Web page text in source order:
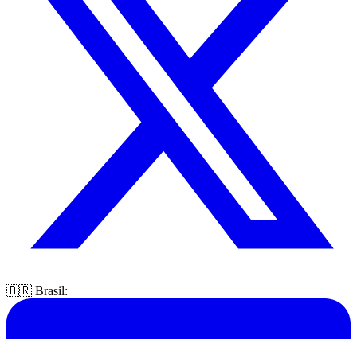
🇧🇷 Brasil: